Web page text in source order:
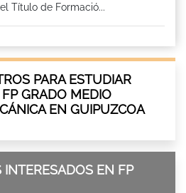
Título de Formació...
PARA ESTUDIAR
GRADO MEDIO
EN GUIPUZCOA
EN FP